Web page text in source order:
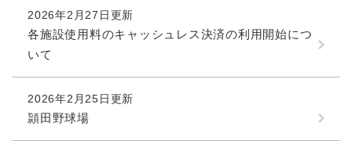
2026年2月27日更新
各施設使用料のキャッシュレス決済の利用開始につ
いて
2026年2月25日更新
頴田野球場